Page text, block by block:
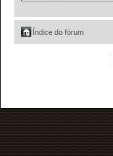
Índice do fórum